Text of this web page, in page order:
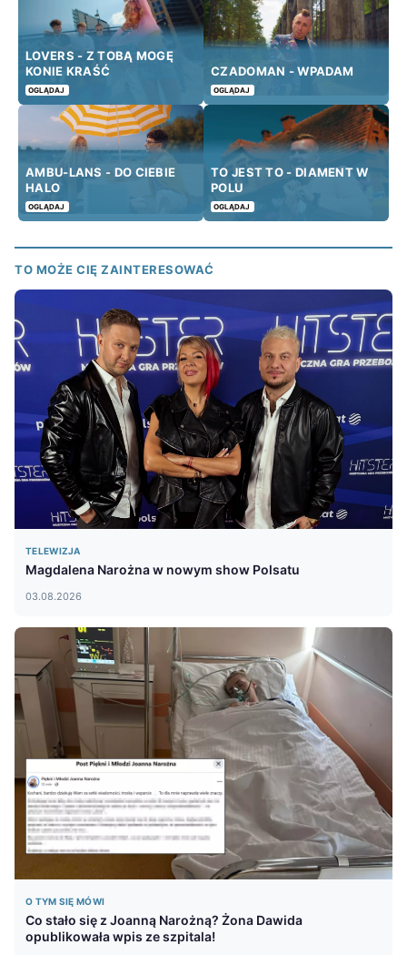
LOVERS - Z TOBĄ MOGĘ
KONIE KRAŚĆ
OGLĄDAJ
CZADOMAN - WPADAM
OGLĄDAJ
AMBU-LANS - DO CIEBIE
HALO
OGLĄDAJ
TO JEST TO - DIAMENT W
POLU
OGLĄDAJ
TO MOŻE CIĘ ZAINTERESOWAĆ
TELEWIZJA
Magdalena Narożna w nowym show Polsatu
03.08.2026
O TYM SIĘ MÓWI
Co stało się z Joanną Narożną? Żona Dawida
opublikowała wpis ze szpitala!